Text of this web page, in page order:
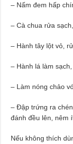
– Nấm đem hấp
– Cà chua rửa
– Hành tây lột vỏ,
– Hành lá làm sạch,
– Làm nóng chảo
– Đập trứng ra
đánh đều lên, nêm
Nếu không thích